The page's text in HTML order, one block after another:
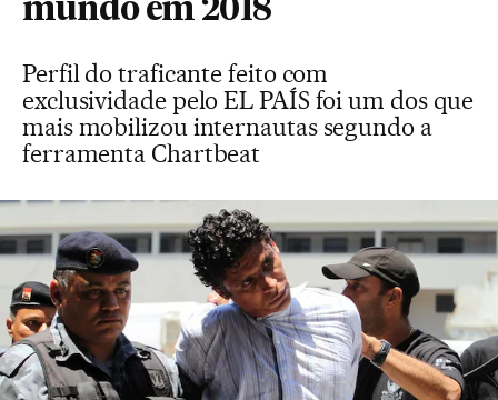
mundo em 2018
Perfil do traficante feito com
exclusividade pelo EL PAÍS foi um dos que
mais mobilizou internautas segundo a
ferramenta Chartbeat